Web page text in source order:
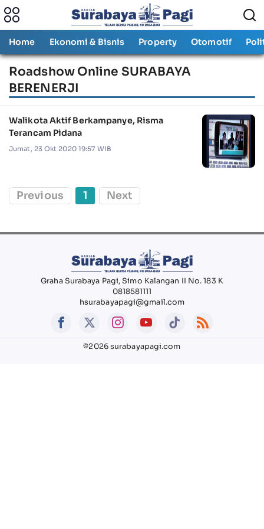
Home Ekonomi & Bisnis Property Otomotif
Roadshow Online SURABAYA
BERENERJI
Walikota Aktif Berkampanye, Risma
Terancam Pidana
Jumat, 23 Okt 2020 19:57 WIB
Previous 1 Next
Graha Surabaya Pagi, Simo Kalangan II No. 183 K
0818581111
hsurabayapagi@gmail.com
©2026 surabayapagi.com